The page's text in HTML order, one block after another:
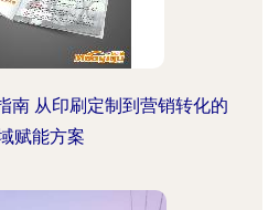
南 从印刷定制到营销转化的
赋能方案